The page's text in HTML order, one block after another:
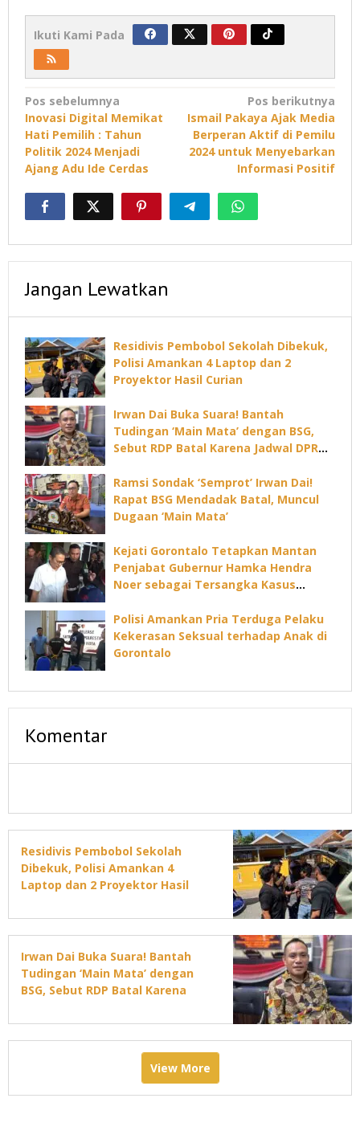
Ikuti Kami Pada
Navigasi
pos
Pos sebelumnya
Inovasi Digital Memikat
Hati Pemilih : Tahun
Politik 2024 Menjadi
Ajang Adu Ide Cerdas
Pos berikutnya
Ismail Pakaya Ajak Media
Berperan Aktif di Pemilu
2024 untuk Menyebarkan
Informasi Positif
Jangan Lewatkan
Residivis Pembobol Sekolah Dibekuk,
Polisi Amankan 4 Laptop dan 2
Proyektor Hasil Curian
Irwan Dai Buka Suara! Bantah
Tudingan ‘Main Mata’ dengan BSG,
Sebut RDP Batal Karena Jadwal DPRD
Ramsi Sondak ‘Semprot’ Irwan Dai!
Rapat BSG Mendadak Batal, Muncul
Dugaan ‘Main Mata’
Kejati Gorontalo Tetapkan Mantan
Penjabat Gubernur Hamka Hendra
Noer sebagai Tersangka Kasus
Polisi Amankan Pria Terduga Pelaku
Kekerasan Seksual terhadap Anak di
Gorontalo
Komentar
Residivis Pembobol Sekolah
Dibekuk, Polisi Amankan 4
Laptop dan 2 Proyektor Hasil
Irwan Dai Buka Suara! Bantah
Tudingan ‘Main Mata’ dengan
BSG, Sebut RDP Batal Karena
View More